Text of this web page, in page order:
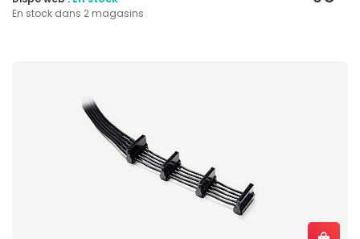
En stock dans 2 magasins